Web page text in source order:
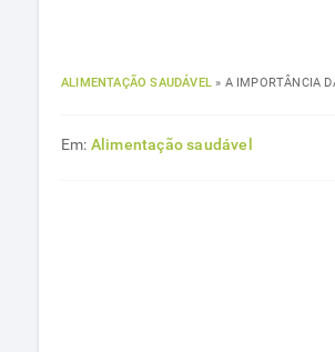
ALIMENTAÇÃO SAUDÁVEL » A IMPORTÂNCIA
Em: Alimentação saudável